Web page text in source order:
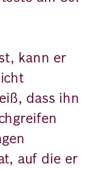
kann er
dass ihn
auf die er